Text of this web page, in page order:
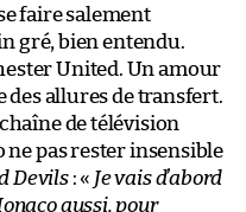
faire salement
gré, bien entendu.
United. Un amour
des allures de transfert.
de télévision
pas rester insensible
Devils: « Je vais d’abord
aussi, pour